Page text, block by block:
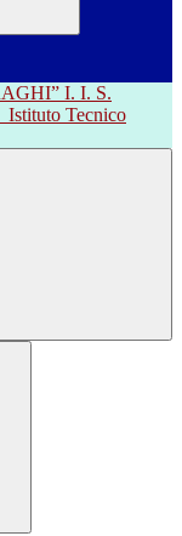
I. I. S.
Istituto Tecnico